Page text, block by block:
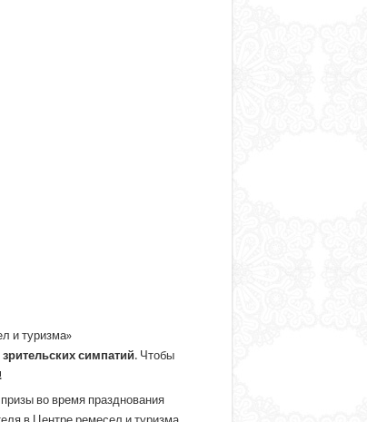
и туризма»
симпатий. Чтобы
во время празднования